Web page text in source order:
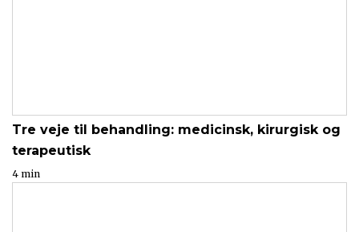
Tre veje til behandling: medicinsk, kirurgisk og
terapeutisk
4 min